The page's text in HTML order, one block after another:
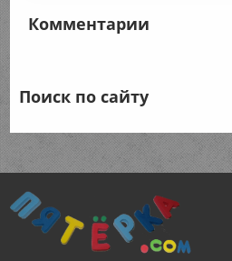
Комментарии
Поиск по сайту